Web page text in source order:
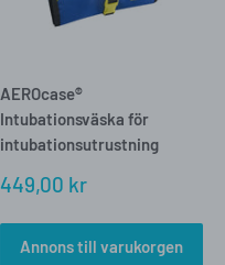
AEROcase®
Intubationsväska för
intubationsutrustning
Försäljningspris
449,00 kr
Annons till varukorgen